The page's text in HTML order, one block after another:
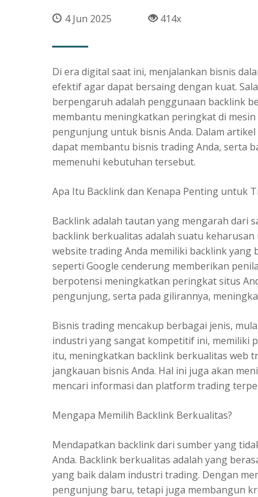
4 Jun 2025 414x
Di era digital saat ini, menjalankan bisnis
efektif agar dapat bersaing dengan kuat.
berpengaruh adalah penggunaan backlink
membantu meningkatkan peringkat di
pengunjung untuk bisnis Anda. Dalam
dapat membantu bisnis trading Anda, serta
memenuhi kebutuhan tersebut.
Apa Itu Backlink dan Kenapa Penting untuk
Backlink adalah tautan yang mengarah dari
backlink berkualitas adalah suatu
website trading Anda memiliki backlink yang
seperti Google cenderung memberikan
berpotensi meningkatkan peringkat situs
pengunjung, serta pada gilirannya,
Bisnis trading mencakup berbagai jenis,
industri yang sangat kompetitif ini, memiliki
itu, meningkatkan backlink berkualitas web
jangkauan bisnis Anda. Hal ini juga akan
mencari informasi dan platform trading
Mengapa Memilih Backlink Berkualitas?
Mendapatkan backlink dari sumber yang
Anda. Backlink berkualitas adalah yang
yang baik dalam industri trading. Dengan
pengunjung baru, tetapi juga membangun